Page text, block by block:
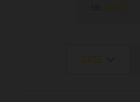
LISTE
DATE